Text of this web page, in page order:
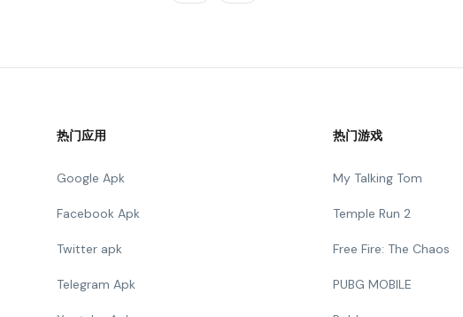
热门应用
Google Apk
Facebook Apk
Twitter apk
Telegram Apk
热门游戏
My Talking Tom
Temple Run 2
Free Fire: The Chaos
PUBG MOBILE